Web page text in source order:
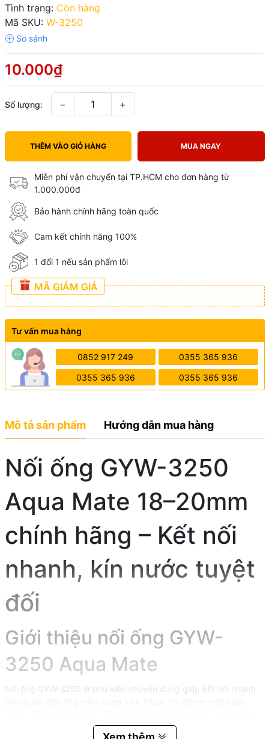
Tình trạng: Còn hàng
Mã SKU: W-3250
10.000₫
Số lượng: − +
THÊM VÀO GIỎ HÀNG MUA NGAY
Miễn phí vận chuyển tại TP.HCM cho đơn hàng từ
1.000.000đ
Bảo hành chính hãng toàn quốc
Cam kết chính hãng 100%
1 đổi 1 nếu sản phẩm lỗi
MÃ GIẢM GIÁ
Tư vấn mua hàng
0852 917 249 0355 365 936
0355 365 936 0355 365 936
Mô tả sản phẩm Hướng dẫn mua hàng
Nối ống GYW-3250
Aqua Mate 18–20mm
chính hãng – Kết nối
nhanh, kín nước tuyệt
đối
Giới thiệu nối ống GYW-
3250 Aqua Mate
Nối ống GYW-3250 là phụ kiện chuyên dụng giúp kết nối nhanh
(Đài Loan), nổi bật với độ bền cao, thiết kế tiện lợi và khả năng